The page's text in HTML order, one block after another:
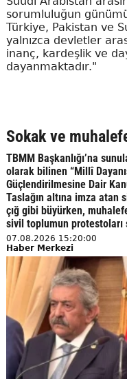
sorumluluğun
Türkiye, Pakistan ve
yalnızca devletler
inanç, kardeşlik ve
dayanmaktadır."
Sokak ve
TBMM Başkanlığı’na
olarak bilinen “Millî
Güçlendirilmesine Dair
Taslağın altına imza
çığ gibi büyürken,
sivil toplumun
07.08.2026 15:20:00
Haber Merkezi